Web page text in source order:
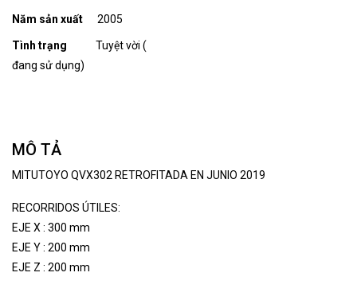
Năm sản xuất 2005
Tình trạng Tuyệt vời (
đang sử dụng)
MÔ TẢ
MITUTOYO QVX302 RETROFITADA EN JUNIO 2019
RECORRIDOS ÚTILES:
EJE X : 300 mm
EJE Y : 200 mm
EJE Z : 200 mm